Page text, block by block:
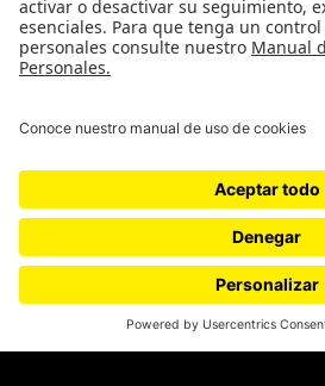
¿Quieres escribir en 070?
CONTÁCTANOS
cerosetenta@uniandes.edu.co
BOGOTÁ, COLOMBIA
NEWSLETTER